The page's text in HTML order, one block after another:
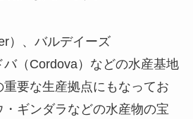
）、バルデイーズ
バ（Cordova）などの水産基地
要な生産拠点にもなってお
・ギンダラなどの水産物の宝